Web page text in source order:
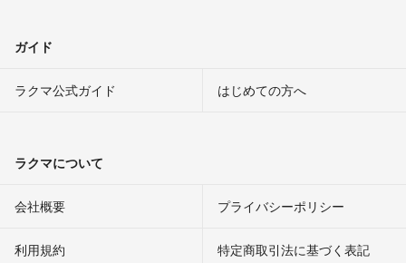
ガイド
ラクマ公式ガイド はじめての方へ
ラクマについて
会社概要 プライバシーポリシー
利用規約 特定商取引法に基づく表記